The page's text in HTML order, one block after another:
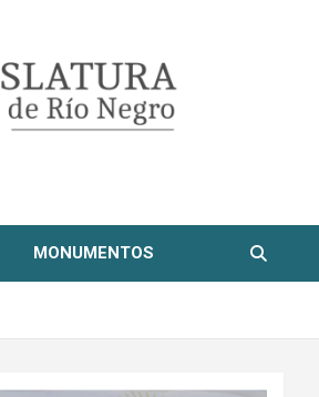
MONUMENTOS